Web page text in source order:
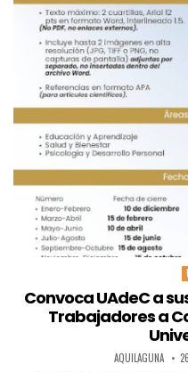
Convoca UAdeC a
Trabajadores a
AQUILAGUNA